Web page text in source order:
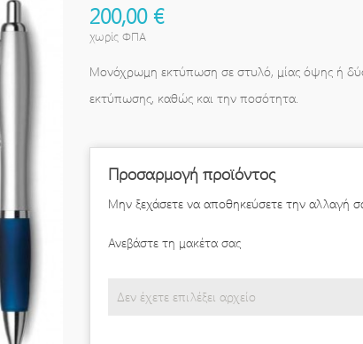
200,00 €
χωρίς ΦΠΑ
Μονόχρωμη εκτύπωση σε στυλό, μίας όψης ή
εκτύπωσης, καθώς και την ποσότητα.
Προσαρμογή προϊόντος
Μην ξεχάσετε να αποθηκεύσετε την αλλαγή
Ανεβάστε τη μακέτα σας
Δεν έχετε επιλέξει αρχείο